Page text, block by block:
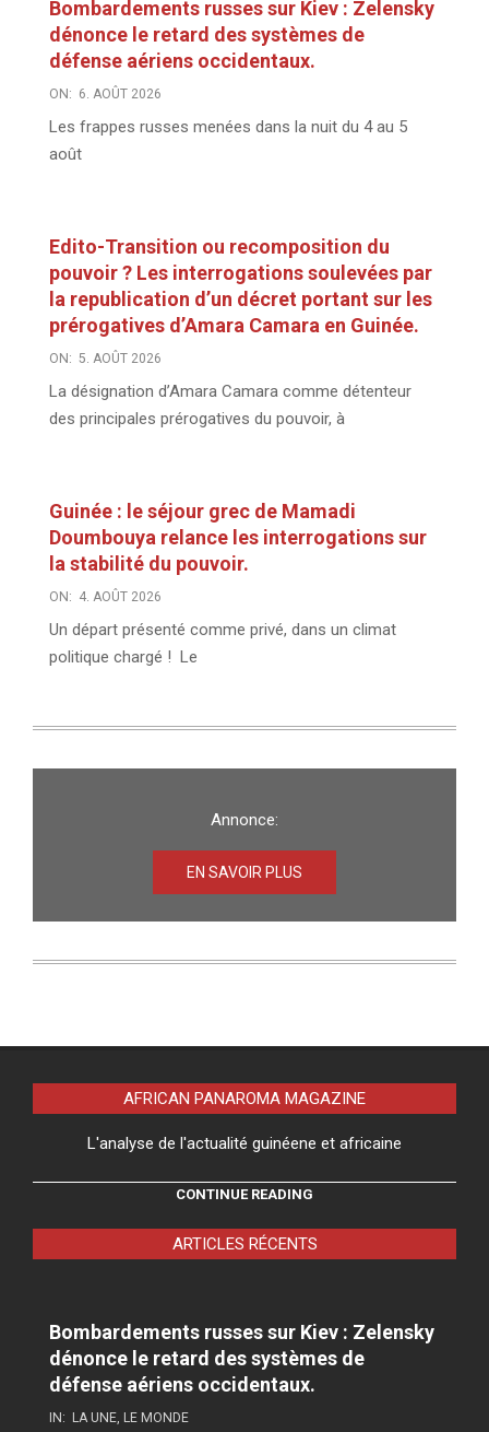
Bombardements russes sur Kiev : Zelensky
dénonce le retard des systèmes de
défense aériens occidentaux.
ON: 6. AOÛT 2026
Les frappes russes menées dans la nuit du 4 au 5
août
Edito-Transition ou recomposition du
pouvoir ? Les interrogations soulevées par
la republication d’un décret portant sur les
prérogatives d’Amara Camara en Guinée.
ON: 5. AOÛT 2026
La désignation d’Amara Camara comme détenteur
des principales prérogatives du pouvoir, à
Guinée : le séjour grec de Mamadi
Doumbouya relance les interrogations sur
la stabilité du pouvoir.
ON: 4. AOÛT 2026
Un départ présenté comme privé, dans un climat
politique chargé ! Le
Annonce:
EN SAVOIR PLUS
AFRICAN PANAROMA MAGAZINE
L'analyse de l'actualité guinéene et africaine
CONTINUE READING
ARTICLES RÉCENTS
Bombardements russes sur Kiev : Zelensky
dénonce le retard des systèmes de
défense aériens occidentaux.
IN: LA UNE LE MONDE